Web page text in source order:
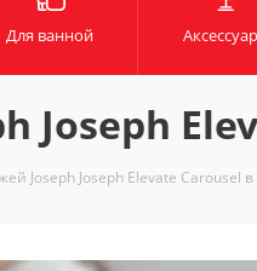
Для ванной
Joseph
Joseph Joseph Elevate Carousel